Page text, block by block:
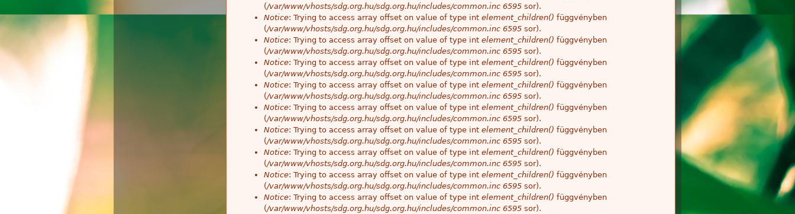
(/var/www/vhosts/sdg.org.hu/sdg.org.hu/includes/common.inc 6595 sor).
Notice: Trying to access array offset on value of type int element_children() függvényben
(/var/www/vhosts/sdg.org.hu/sdg.org.hu/includes/common.inc 6595 sor).
Notice: Trying to access array offset on value of type int element_children() függvényben
(/var/www/vhosts/sdg.org.hu/sdg.org.hu/includes/common.inc 6595 sor).
Notice: Trying to access array offset on value of type int element_children() függvényben
(/var/www/vhosts/sdg.org.hu/sdg.org.hu/includes/common.inc 6595 sor).
Notice: Trying to access array offset on value of type int element_children() függvényben
(/var/www/vhosts/sdg.org.hu/sdg.org.hu/includes/common.inc 6595 sor).
Notice: Trying to access array offset on value of type int element_children() függvényben
(/var/www/vhosts/sdg.org.hu/sdg.org.hu/includes/common.inc 6595 sor).
Notice: Trying to access array offset on value of type int element_children() függvényben
(/var/www/vhosts/sdg.org.hu/sdg.org.hu/includes/common.inc 6595 sor).
Notice: Trying to access array offset on value of type int element_children() függvényben
(/var/www/vhosts/sdg.org.hu/sdg.org.hu/includes/common.inc 6595 sor).
Notice: Trying to access array offset on value of type int element_children() függvényben
(/var/www/vhosts/sdg.org.hu/sdg.org.hu/includes/common.inc 6595 sor).
Notice: Trying to access array offset on value of type int element_children() függvényben
(/var/www/vhosts/sdg.org.hu/sdg.org.hu/includes/common.inc 6595 sor).